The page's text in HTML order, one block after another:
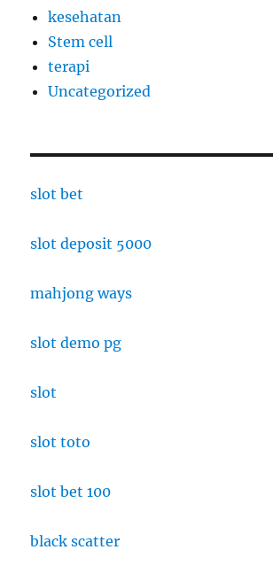
kesehatan
Stem cell
terapi
Uncategorized
slot bet
slot deposit 5000
mahjong ways
slot demo pg
slot
slot toto
slot bet 100
black scatter